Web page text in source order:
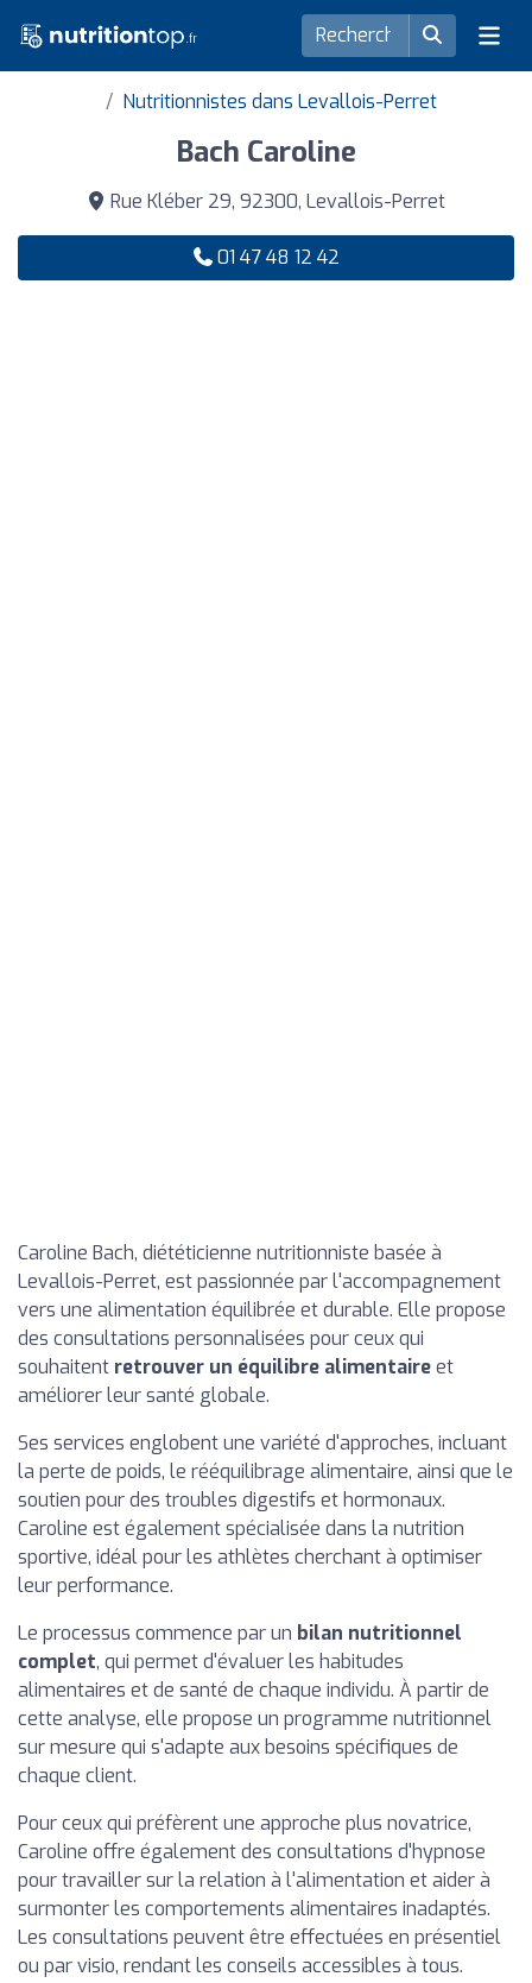
Nutritionnistes dans Levallois-Perret
Bach Caroline
Rue Kléber 29, 92300, Levallois-Perret
01 47 48 12 42
Caroline Bach, diététicienne nutritionniste basée à
Levallois-Perret, est passionnée par l'accompagnement
vers une alimentation équilibrée et durable. Elle propose
des consultations personnalisées pour ceux qui
souhaitent retrouver un équilibre alimentaireet
améliorer leur santé globale.
Ses services englobent une variété d'approches, incluant
la perte de poids, le rééquilibrage alimentaire, ainsi que le
soutien pour des troubles digestifs et hormonaux.
Caroline est également spécialisée dans la nutrition
sportive, idéal pour les athlètes cherchant à optimiser
leur performance.
Le processus commence par un bilan nutritionnel
complet, qui permet d'évaluer les habitudes
alimentaires et de santé de chaque individu. À partir de
cette analyse, elle propose un programme nutritionnel
sur mesure qui s'adapte aux besoins spécifiques de
chaque client.
Pour ceux qui préfèrent une approche plus novatrice,
Caroline offre également des consultations d'hypnose
pour travailler sur la relation à l'alimentation et aider à
surmonter les comportements alimentaires inadaptés.
Les consultations peuvent être effectuées en présentiel
ou par visio, rendant les conseils accessibles à tous.